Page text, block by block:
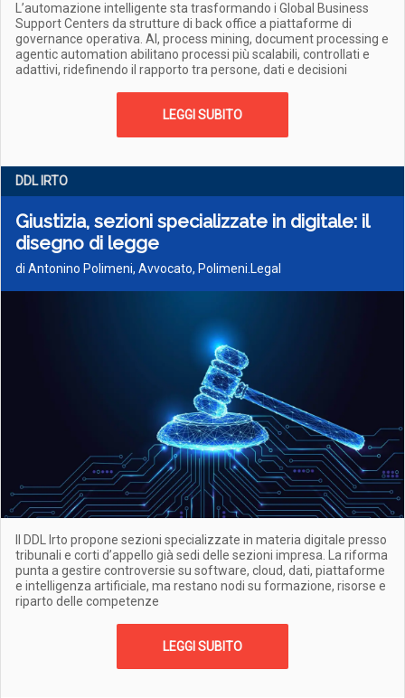
L’automazione intelligente sta trasformando i Global Business
Support Centers da strutture di back office a piattaforme di
governance operativa. AI, process mining, document processing e
agentic automation abilitano processi più scalabili, controllati e
adattivi, ridefinendo il rapporto tra persone, dati e decisioni
LEGGI SUBITO
DDL IRTO
Giustizia, sezioni specializzate in digitale: il
disegno di legge
di Antonino Polimeni, Avvocato, Polimeni.Legal
Il DDL Irto propone sezioni specializzate in materia digitale presso
tribunali e corti d’appello già sedi delle sezioni impresa. La riforma
punta a gestire controversie su software, cloud, dati, piattaforme
e intelligenza artificiale, ma restano nodi su formazione, risorse e
riparto delle competenze
LEGGI SUBITO